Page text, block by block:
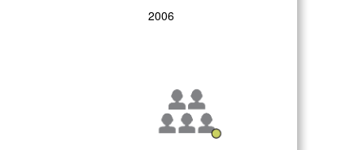
2006